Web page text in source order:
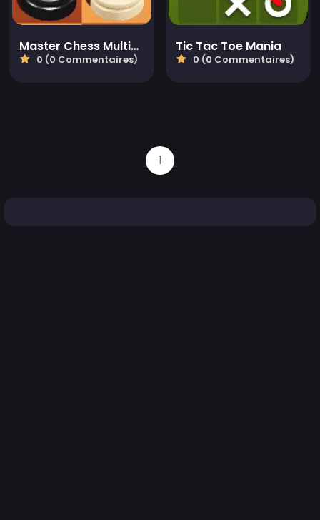
Master Chess Multiplayer
0 (0 Commentaires)
Tic Tac Toe Mania
0 (0 Commentaires)
1